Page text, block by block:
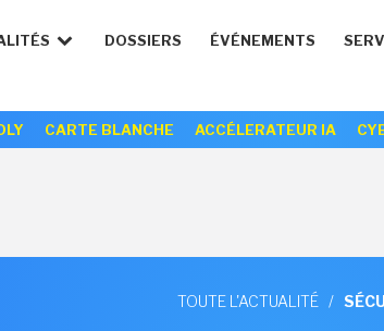
DOSSIERS ÉVÉNEMENTS
CARTE BLANCHE ACCÉLERATEUR IA
TOUTE L'ACTUALITÉ /